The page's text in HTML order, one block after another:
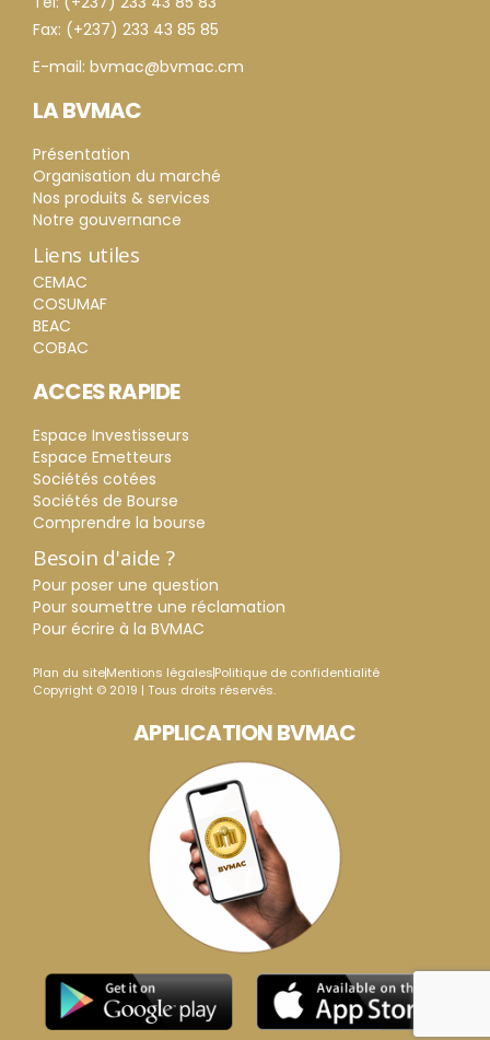
Fax: (+237) 233 43 85 85
E-mail: bvmac@bvmac.cm
LA BVMAC
Présentation
Organisation du marché
Nos produits & services
Notre gouvernance
Liens utiles
CEMAC
COSUMAF
BEAC
COBAC
ACCES RAPIDE
Espace Investisseurs
Espace Emetteurs
Sociétés cotées
Sociétés de Bourse
Comprendre la bourse
Besoin d'aide ?
Pour poser une question
Pour soumettre une réclamation
Pour écrire à la BVMAC
Plan du siteMentions légalesPolitique de confidentialité
Copyright © 2019 | Tous droits réservés.
APPLICATION BVMAC